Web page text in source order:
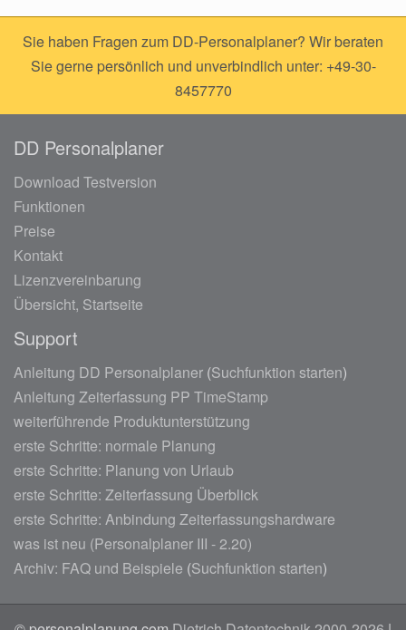
Sie haben Fragen zum DD-Personalplaner? Wir beraten
Sie gerne persönlich und unverbindlich unter: +49-30-
8457770
DD Personalplaner
Download Testversion
Funktionen
Preise
Kontakt
Lizenzvereinbarung
Übersicht, Startseite
Support
Anleitung DD Personalplaner (Suchfunktion starten)
Anleitung Zeiterfassung PP TimeStamp
weiterführende Produktunterstützung
erste Schritte: normale Planung
erste Schritte: Planung von Urlaub
erste Schritte: Zeiterfassung Überblick
erste Schritte: Anbindung Zeiterfassungshardware
was ist neu (Personalplaner III - 2.20)
Archiv: FAQ und Beispiele (Suchfunktion starten)